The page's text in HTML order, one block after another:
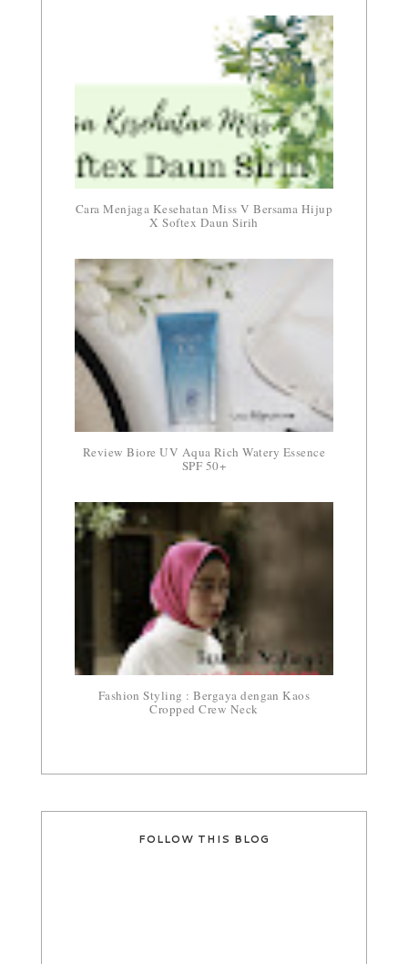
Cara Menjaga Kesehatan Miss V Bersama Hijup
X Softex Daun Sirih
Review Biore UV Aqua Rich Watery Essence
SPF 50+
Fashion Styling : Bergaya dengan Kaos
Cropped Crew Neck
FOLLOW THIS BLOG